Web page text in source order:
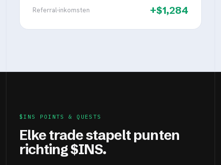
Referral-inkomsten +$1,284
$INS POINTS & QUESTS
Elke trade stapelt punten
richting $INS.